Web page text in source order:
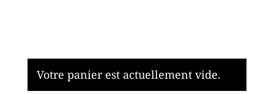
Votre panier est actuellement vide.